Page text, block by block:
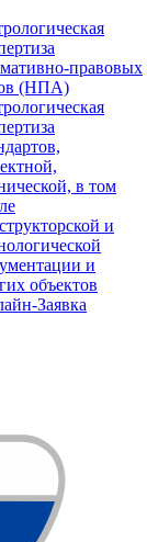
правовых
(НПА)
в том
и
и
объектов
Заявка